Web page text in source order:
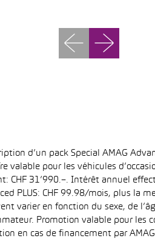
d’un pack Special AMAG
valable pour les véhicules
CHF 31’990.–. Intérêt annuel
PLUS: CHF 99.98/mois, plus la
varier en fonction du sexe, de
Promotion valable pour
en cas de financement par